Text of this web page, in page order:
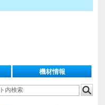
機材情報